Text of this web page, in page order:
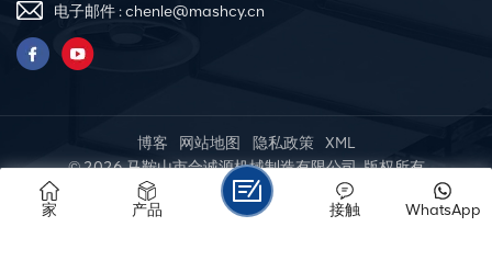
电子邮件 :chenle@mashcy.cn
博客 网站地图 隐私政策
XML
© 2026 马鞍山市合诚源机械制造有限公司 .版权所有
支持 IPv6 网络
家
产品 WhatsApp
接触